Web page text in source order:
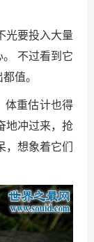
光要投入大量
不过看到它
值。
体重估计也得
地冲过来，抢
，想象着它们